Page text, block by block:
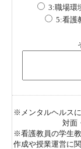
3:職場環
5:看護
※メンタルヘルス
対面
※看護教員の学生
作成や授業運営に